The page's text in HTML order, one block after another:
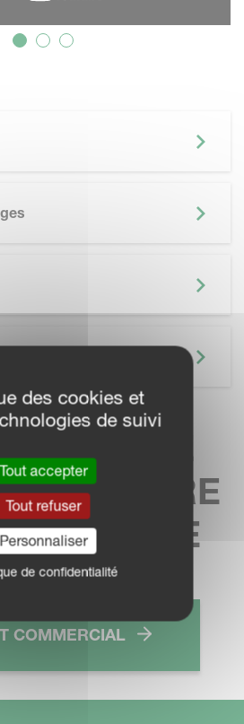
VOTRE
PROCHE
COMMERCIAL
des cookies et
de suivi
Tout accepter
Tout refuser
Personnaliser
de confidentialité